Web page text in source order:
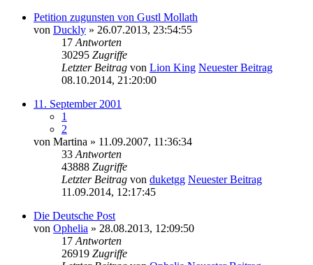
Petition zugunsten von Gustl Mollath
von Duckly » 26.07.2013, 23:54:55
17 Antworten
30295 Zugriffe
Letzter Beitrag von Lion King Neuester Beitrag
08.10.2014, 21:20:00
11. September 2001
1
2
von Martina » 11.09.2007, 11:36:34
33 Antworten
43888 Zugriffe
Letzter Beitrag von duketgg Neuester Beitrag
11.09.2014, 12:17:45
Die Deutsche Post
von Ophelia » 28.08.2013, 12:09:50
17 Antworten
26919 Zugriffe